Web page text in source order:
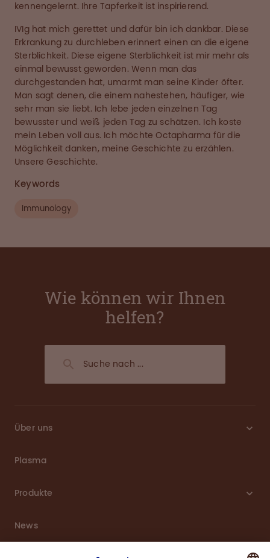
kennengelernt. Ihre Tapferkeit ist inspirierend.
IVIg hat mich gerettet und dafür bin ich dankbar. Diese
Erkrankung zu durchleben erinnert einen an die eigene
Sterblichkeit. Diese eigene Sterblichkeit ist mir mehr als
einmal bewusst geworden. Wenn man das
durchgestanden hat, umarmt man seine Kinder öfter.
Man sagt denen, die einem nahestehen, häufiger, wie
sehr man sie liebt. Ich lebe jeden einzelnen Tag
bewusster und weiß jeden Tag zu schätzen. Ich koste
mein Leben voll aus. Ich möchte Octapharma für die
Möglichkeit danken, meine Geschichte zu erzählen.
Unsere Geschichte.
Keywords
Immunology
Wie können wir Ihnen
helfen?
Über uns
Plasma
Produkte
News